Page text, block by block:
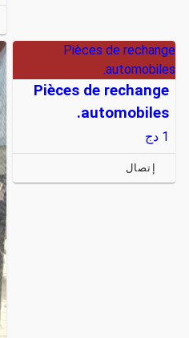
Pièces de rechange
automobiles.
Pièces de rechange
automobiles.
1 دج
إتصال